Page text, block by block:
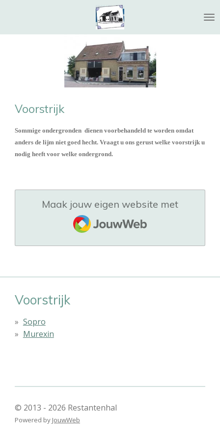
naar
Voorstrijk
Sommige ondergronden dienen voorbehandeld te worden omdat
anders de lijm niet goed hecht. Vraagt u ons gerust welke voorstrijk u
nodig heeft voor welke ondergrond.
Maak jouw eigen website met
JouwWeb
Voorstrijk
Sopro
Murexin
© 2013 - 2026 Restantenhal
Powered by JouwWeb